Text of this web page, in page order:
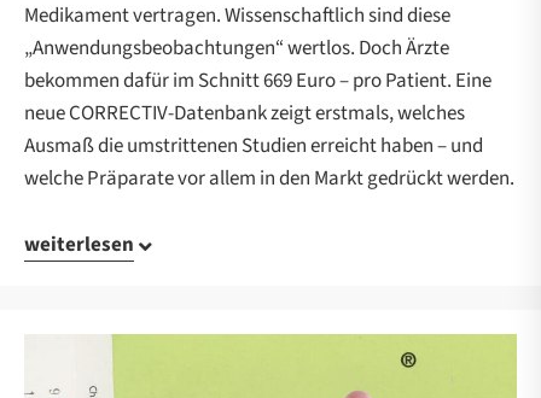
Medikament vertragen. Wissenschaftlich sind diese
„Anwendungsbeobachtungen“ wertlos. Doch Ärzte
bekommen dafür im Schnitt 669 Euro – pro Patient. Eine
neue CORRECTIV-Datenbank zeigt erstmals, welches
Ausmaß die umstrittenen Studien erreicht haben – und
welche Präparate vor allem in den Markt gedrückt werden.
weiterlesen